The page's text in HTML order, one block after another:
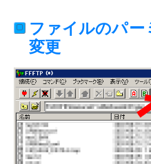
ファイルのパー
変更